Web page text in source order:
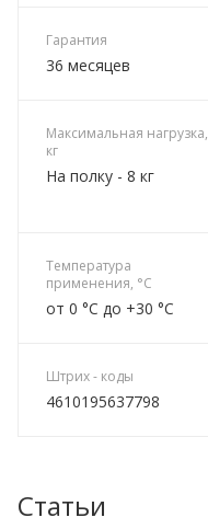
Гарантия
36 месяцев
Максимальная нагрузка,
кг
На полку - 8 кг
Температура
применения, °C
от 0 °C до +30 °C
Штрих - коды
4610195637798
Статьи